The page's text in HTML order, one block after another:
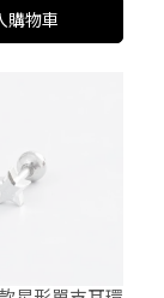
購物車